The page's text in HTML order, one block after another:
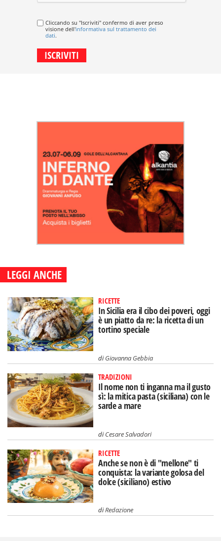
Cliccando su "Iscriviti" confermo di aver preso
visione dell'informativa sul trattamento dei
dati.
LEGGI ANCHE
RICETTE
In Sicilia era il cibo dei poveri, oggi
è un piatto da re: la ricetta di un
tortino speciale
diGiovanna Gebbia
TRADIZIONI
Il nome non ti inganna ma il gusto
sì: la mitica pasta (siciliana) con le
sarde a mare
diCesare Salvadori
RICETTE
Anche se non è di "mellone" ti
conquista: la variante golosa del
dolce (siciliano) estivo
diRedazione